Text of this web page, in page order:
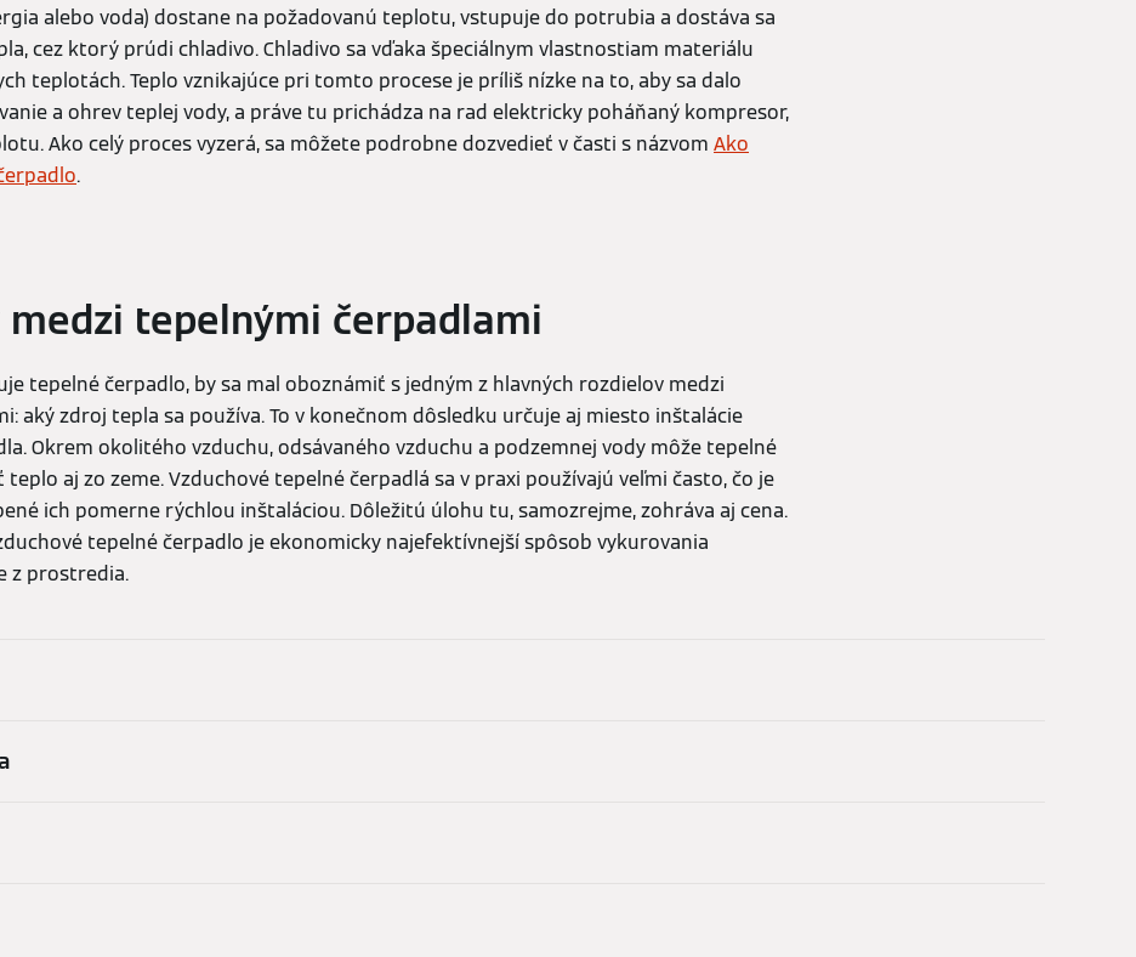
alebo voda) dostane na požadovanú teplotu, vstupuje do potrubia a dostáva sa
cez ktorý prúdi chladivo. Chladivo sa vďaka špeciálnym vlastnostiam materiálu
teplotách. Teplo vznikajúce pri tomto procese je príliš nízke na to, aby sa dalo
a ohrev teplej vody, a práve tu prichádza na rad elektricky poháňaný kompresor,
Ako celý proces vyzerá, sa môžete podrobne dozvedieť v časti s názvom Ako
.
medzi tepelnými čerpadlami
tepelné čerpadlo, by sa mal oboznámiť s jedným z hlavných rozdielov medzi
aký zdroj tepla sa používa. To v konečnom dôsledku určuje aj miesto inštalácie
Okrem okolitého vzduchu, odsávaného vzduchu a podzemnej vody môže tepelné
aj zo zeme. Vzduchové tepelné čerpadlá sa v praxi používajú veľmi často, čo je
ich pomerne rýchlou inštaláciou. Dôležitú úlohu tu, samozrejme, zohráva aj cena.
tepelné čerpadlo je ekonomicky najefektívnejší spôsob vykurovania
z prostredia.